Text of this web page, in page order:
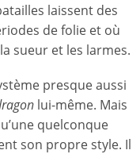
laissent des
de folie et où
sueur et les larmes.
presque aussi
lui-même. Mais
quelconque
son propre style. Il